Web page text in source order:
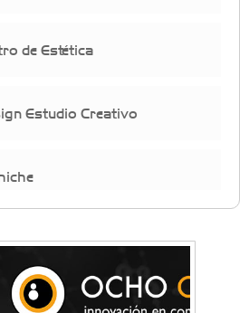
de Estética
Estudio Creativo
personal
Alejandro Sánchez